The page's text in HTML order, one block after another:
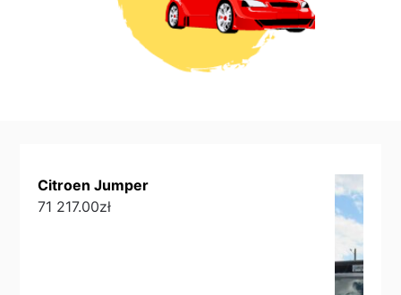
Citroen Jumper
71 217.00zł